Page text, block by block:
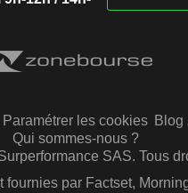
Paramétrer les cookies Blog
Qui sommes-nous ?
SAS. Tous
fournies par Factset,